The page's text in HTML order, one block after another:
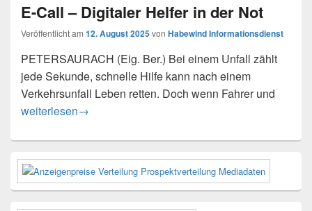
E-Call – Digitaler Helfer in der Not
Veröffentlicht am 12. August 2025von Habewind Informationsdienst
PETERSAURACH (Eig. Ber.) Bei einem Unfall zählt
jede Sekunde, schnelle Hilfe kann nach einem
Verkehrsunfall Leben retten. Doch wenn Fahrer und
E-Call – Digitaler Helfer in der Not
weiterlesen→
Primärer
Seitenleisten-
Widgetbereich